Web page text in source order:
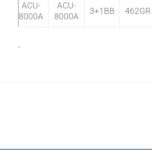
ACU-
8000A
ACU-
8000A
3+1BB 462GR
.